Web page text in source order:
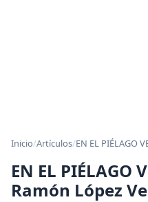
Inicio/Artículos/EN EL PIÉLAGO
EN EL PIÉLAGO
Ramón López